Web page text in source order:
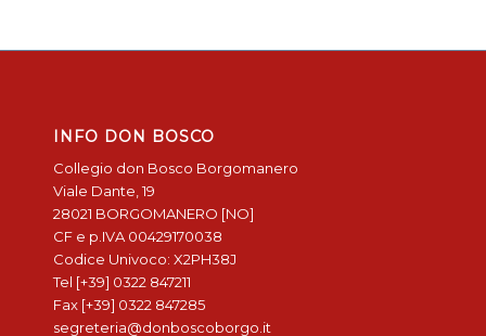
INFO DON BOSCO
Collegio don Bosco Borgomanero
Viale Dante, 19
28021 BORGOMANERO [NO]
CF e p.IVA 00429170038
Codice Univoco: X2PH38J
Tel [+39] 0322 847211
Fax [+39] 0322 847285
segreteria@donboscoborgo.it